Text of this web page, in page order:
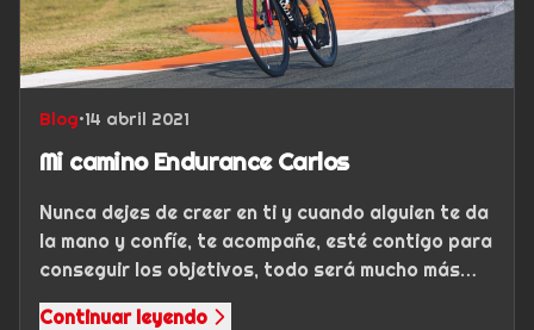
Blog•14 abril 2021
Mi camino Endurance Carlos
Nunca dejes de creer en ti y cuando alguien te da
la mano y confíe, te acompañe, esté contigo para
conseguir los objetivos, todo será mucho más
fácil. Y así…
Continuar leyendo